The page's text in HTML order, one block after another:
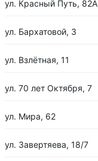
ул. Красный Путь, 82А
ул. Бархатовой, 3
ул. Взлётная, 11
ул. 70 лет Октября, 7
ул. Мира, 62
ул. Завертяева, 18/7